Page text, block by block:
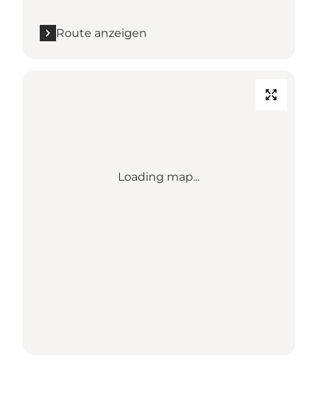
Route anzeigen
Loading map...